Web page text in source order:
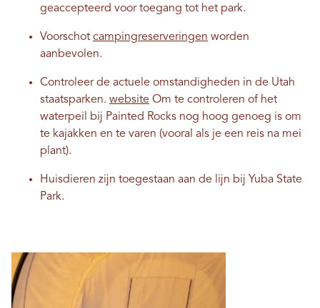
geaccepteerd voor toegang tot het park.
Voorschot campingreserveringen worden
aanbevolen.
Controleer de actuele omstandigheden in de Utah
staatsparken. website Om te controleren of het
waterpeil bij Painted Rocks nog hoog genoeg is om
te kajakken en te varen (vooral als je een reis na mei
plant).
Huisdieren zijn toegestaan ​​aan de lijn bij Yuba State
Park.